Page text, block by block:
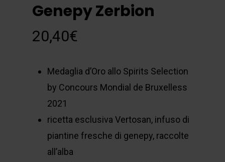
Genepy Zerbion
20,40€
Medaglia d’Oro allo Spirits Selection
by Concours Mondial de Bruxelless
2021
ricetta esclusiva Vertosan, infuso di
piantine fresche di genepy, raccolte
all’alba